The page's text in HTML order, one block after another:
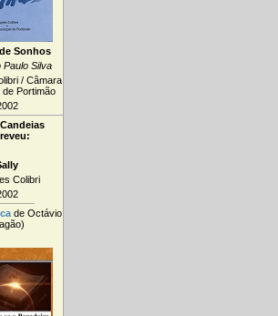
Sonhos
Paulo Silva
/ Câmara
de Portimão
Colibri
de Octávio